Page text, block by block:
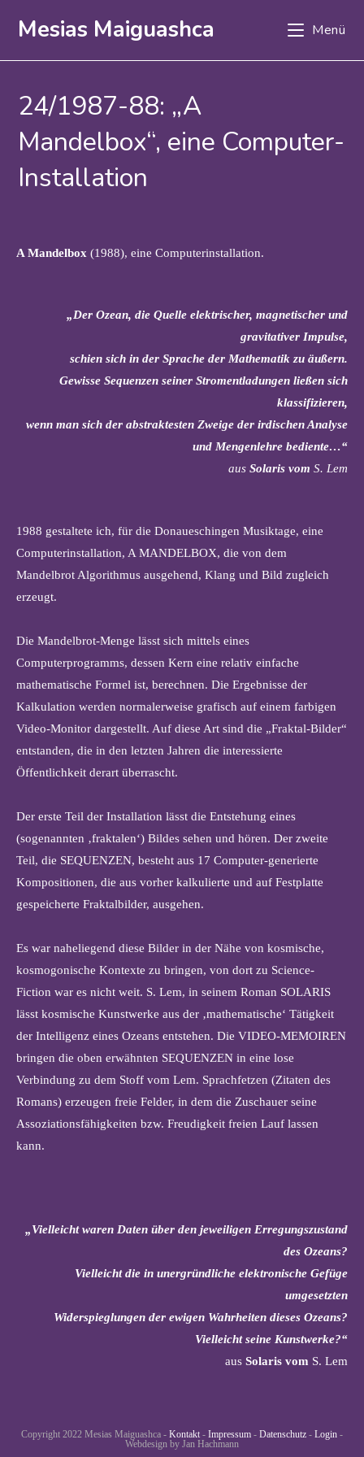
InhaltMesias Maiguashca Menü
24/1987-88: „A
Mandelbox“, eine Computer-
Installation
A Mandelbox (1988), eine Computerinstallation.
„Der Ozean, die Quelle elektrischer, magnetischer und
gravitativer Impulse,
schien sich in der Sprache der Mathematik zu äußern.
Gewisse Sequenzen seiner Stromentladungen ließen sich
klassifizieren,
wenn man sich der abstraktesten Zweige der irdischen Analyse
und Mengenlehre bediente…“
aus Solaris vom S. Lem
1988 gestaltete ich, für die Donaueschingen Musiktage, eine
Computerinstallation, A MANDELBOX, die von dem
Mandelbrot Algorithmus ausgehend, Klang und Bild zugleich
erzeugt.
Die Mandelbrot-Menge lässt sich mittels eines
Computerprogramms, dessen Kern eine relativ einfache
mathematische Formel ist, berechnen. Die Ergebnisse der
Kalkulation werden normalerweise grafisch auf einem farbigen
Video-Monitor dargestellt. Auf diese Art sind die „Fraktal-Bilder“
entstanden, die in den letzten Jahren die interessierte
Öffentlichkeit derart überrascht.
Der erste Teil der Installation lässt die Entstehung eines
(sogenannten ‚fraktalen‘) Bildes sehen und hören. Der zweite
Teil, die SEQUENZEN, besteht aus 17 Computer-generierte
Kompositionen, die aus vorher kalkulierte und auf Festplatte
gespeicherte Fraktalbilder, ausgehen.
Es war naheliegend diese Bilder in der Nähe von kosmische,
kosmogonische Kontexte zu bringen, von dort zu Science-
Fiction war es nicht weit. S. Lem, in seinem Roman SOLARIS
lässt kosmische Kunstwerke aus der ‚mathematische‘ Tätigkeit
der Intelligenz eines Ozeans entstehen. Die VIDEO-MEMOIREN
bringen die oben erwähnten SEQUENZEN in eine lose
Verbindung zu dem Stoff vom Lem. Sprachfetzen (Zitaten des
Romans) erzeugen freie Felder, in dem die Zuschauer seine
Assoziationsfähigkeiten bzw. Freudigkeit freien Lauf lassen
kann.
„Vielleicht waren Daten über den jeweiligen Erregungszustand
des Ozeans?
Vielleicht die in unergründliche elektronische Gefüge
umgesetzten
Widerspieglungen der ewigen Wahrheiten dieses Ozeans?
Vielleicht seine Kunstwerke?“
aus Solaris vom S. Lem
Copyright 2022 Mesias Maiguashca - Kontakt - Impressum - Datenschutz - Login -
Webdesign by Jan Hachmann